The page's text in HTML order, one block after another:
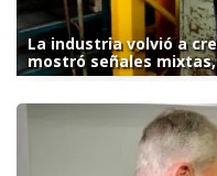
La industria volvió a
mostró señales mixtas,